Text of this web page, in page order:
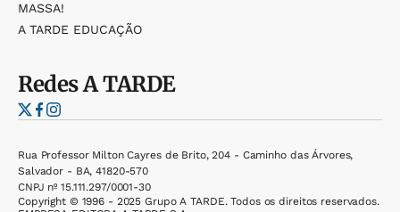
MASSA!
A TARDE EDUCAÇÃO
RedesA TARDE
Rua Professor Milton Cayres de Brito, 204 - Caminho das Árvores,
Salvador - BA, 41820-570
CNPJ nº 15.111.297/0001-30
Copyright © 1996 - 2025 Grupo A TARDE. Todos os direitos reservados.